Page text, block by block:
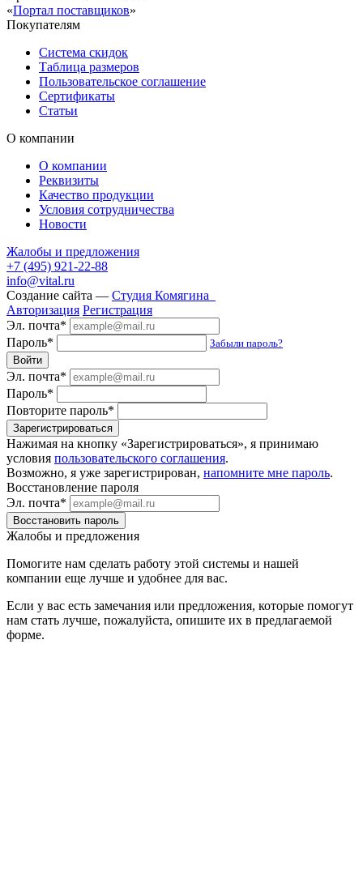
«Портал поставщиков»
Покупателям
Система скидок
Таблица размеров
Пользовательское соглашение
Сертификаты
Статьи
О компании
О компании
Реквизиты
Качество продукции
Условия сотрудничества
Новости
Жалобы и предложения
+7 (495) 921-22-88
info@vital.ru
Создание сайта — Студия Комягина
Авторизация Регистрация
Эл. почта*
Пароль*
Забыли пароль?
Эл. почта*
Пароль*
Повторите пароль*
Нажимая на кнопку «Зарегистрироваться», я принимаю
условия пользовательского соглашения.
Возможно, я уже зарегистрирован, напомните мне пароль.
Восстановление пароля
Эл. почта*
Жалобы и предложения
Помогите нам сделать работу этой системы и нашей
компании еще лучше и удобнее для вас.
Если у вас есть замечания или предложения, которые помогут
нам стать лучше, пожалуйста, опишите их в предлагаемой
форме.